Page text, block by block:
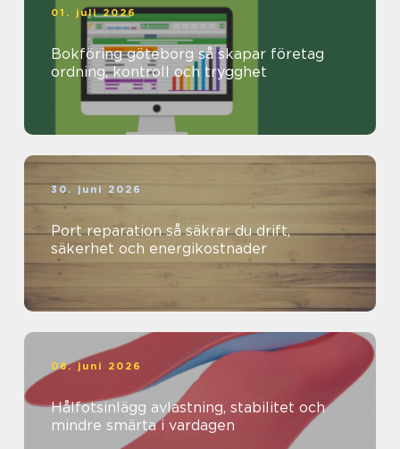
01. juli 2026
Bokföring göteborg så skapar företag
ordning, kontroll och trygghet
30. juni 2026
Port reparation så säkrar du drift,
säkerhet och energikostnader
08. juni 2026
Hålfotsinlägg avlastning, stabilitet och
mindre smärta i vardagen